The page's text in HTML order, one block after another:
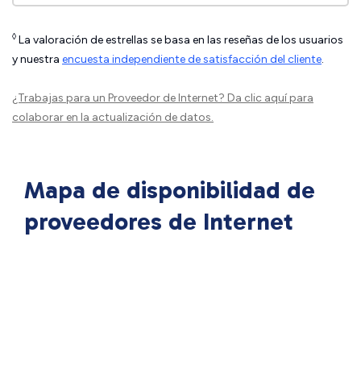
◊ La valoración de estrellas se basa en las reseñas de los usuarios
y nuestra encuesta independiente de satisfacción del cliente.
¿Trabajas para un Proveedor de Internet? Da clic aquípara
colaborar en la actualización de datos.
Mapa de disponibilidad de
proveedores de Internet